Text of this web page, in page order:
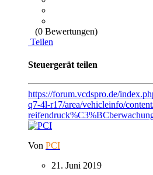
(0 Bewertungen)
Teilen
Steuergerät teilen
https://forum.vcdspro.de/
q7-4l-r17/area/vehicleinfo/
Von PCI
21. Juni 2019